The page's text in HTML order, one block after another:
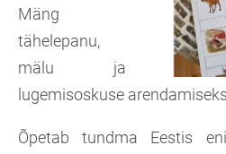
Mäng
tähelepanu,
mälu ja
lugemisoskuse
Õpetab tundma Eestis